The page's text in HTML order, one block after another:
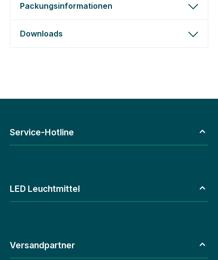
Packungsinformationen
Downloads
Service-Hotline
LED Leuchtmittel
Versandpartner